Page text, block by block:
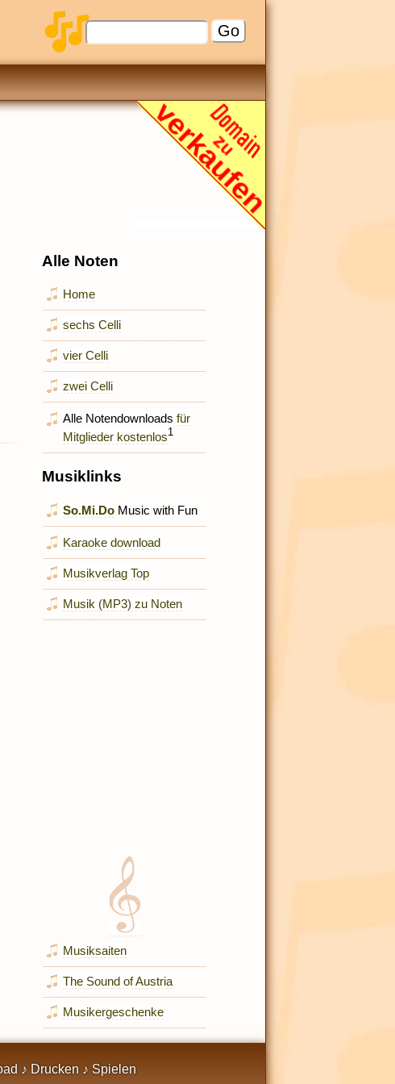
Alle Noten
Home
sechs Celli
vier Celli
zwei Celli
Alle Notendownloadsfür
Mitglieder kostenlos1
Musiklinks
So.Mi.Do Music with Fun
Karaoke download
Musikverlag Top
Musik (MP3) zu Noten
Musiksaiten
The Sound of Austria
Musikergeschenke
♪ Drucken ♪ Spielen